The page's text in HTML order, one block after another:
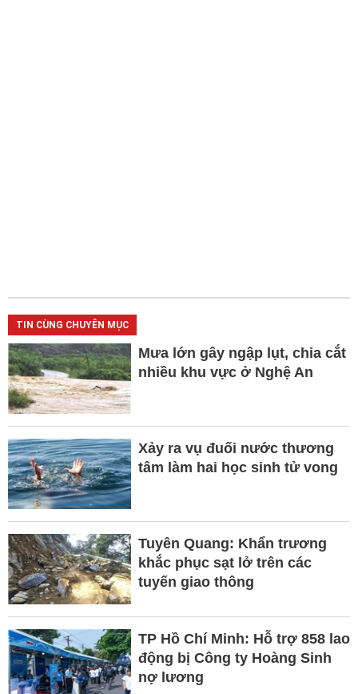
TIN CÙNG CHUYÊN MỤC
Mưa lớn gây ngập lụt, chia cắt
nhiều khu vực ở Nghệ An
Xảy ra vụ đuối nước thương
tâm làm hai học sinh tử vong
Tuyên Quang: Khẩn trương
khắc phục sạt lở trên các
tuyến giao thông
TP Hồ Chí Minh: Hỗ trợ 858 lao
động bị Công ty Hoàng Sinh
nợ lương